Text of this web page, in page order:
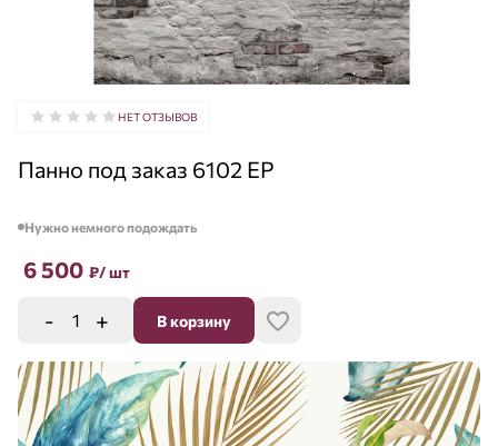
НЕТ ОТЗЫВОВ
Панно под заказ 6102 EP
Нужно немного подождать
6 500 ₽/ шт
- + В корзину